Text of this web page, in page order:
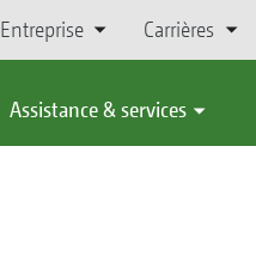
Entreprise Carrières
Assistance & services